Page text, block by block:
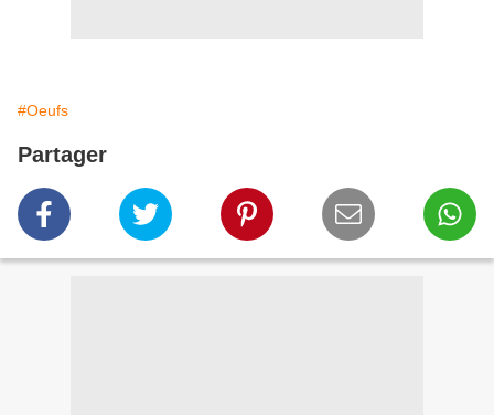
#Oeufs
Partager